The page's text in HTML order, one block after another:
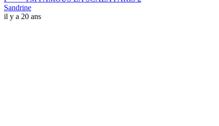
Sandrine
il y a 20 ans